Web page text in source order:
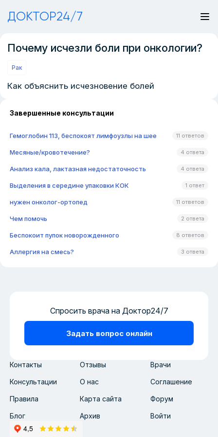
ДОКТОР24/7
Почему исчезли боли при онкологии?
Рак
Как объяснить исчезновение болей
Завершенные консультации
Гемоглобин 113, беспокоят лимфоузлы на шее 11 ответов
Месяные/кровотечение? 4 ответа
Анализ кала, лактазная недостаточность 4 ответа
Выделения в середине упаковки КОК 1 ответ
нужен онколог-ортопед 11 ответов
Чем помочь 2 ответа
Беспокоит пупок новорожденного 8 ответов
Аллергия на смесь? 3 ответа
Контакты Отзывы Врачи
Консультации О нас Соглашение
Правила Карта сайта Форум
Блог Архив Войти
Спросить врача на Доктор24/7
Задать вопрос онлайн